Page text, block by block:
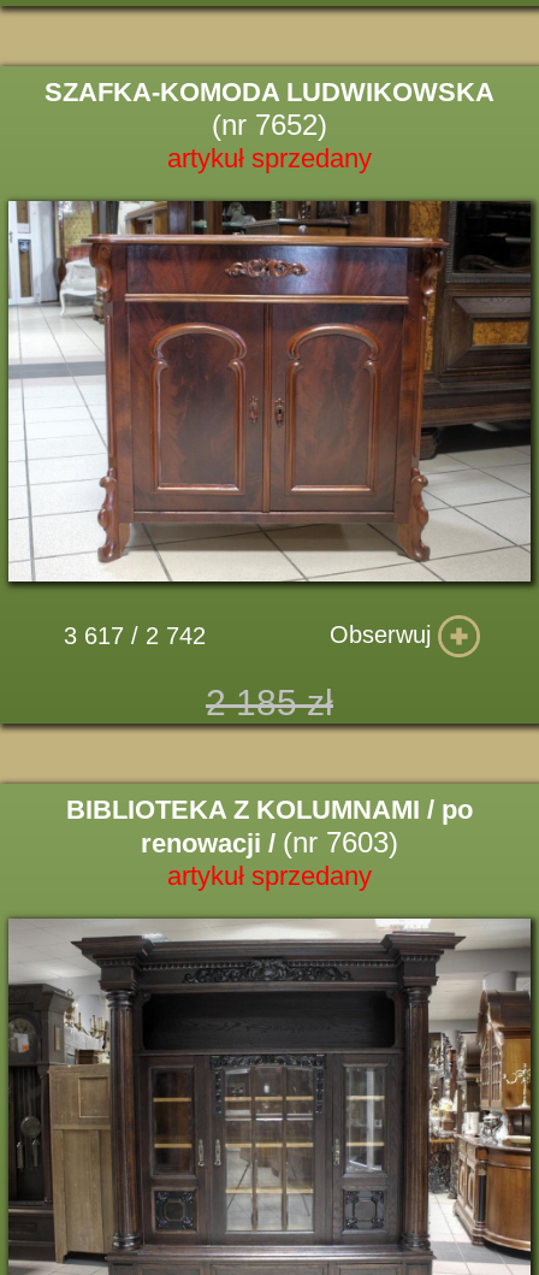
SZAFKA-KOMODA LUDWIKOWSKA
(nr 7652)
artykuł sprzedany
3 617 / 2 742 Obserwuj
2 185 zł
BIBLIOTEKA Z KOLUMNAMI / po
renowacji / (nr 7603)
artykuł sprzedany